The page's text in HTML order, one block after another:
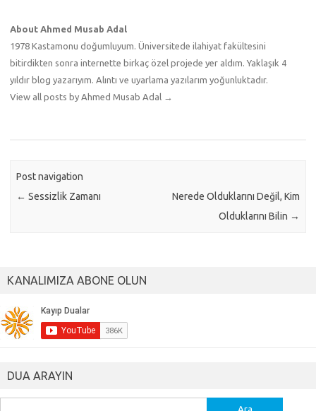
About Ahmed Musab Adal
1978 Kastamonu doğumluyum. Üniversitede ilahiyat fakültesini
bitirdikten sonra internette birkaç özel projede yer aldım. Yaklaşık 4
yıldır blog yazarıyım. Alıntı ve uyarlama yazılarım yoğunluktadır.
View all posts by Ahmed Musab Adal →
Post navigation
← Sessizlik Zamanı
Nerede Olduklarını Değil, Kim
Olduklarını Bilin →
KANALIMIZA ABONE OLUN
DUA ARAYIN